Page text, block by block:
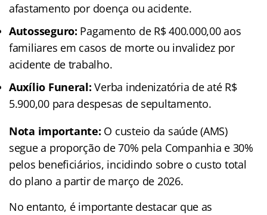
afastamento por doença ou acidente.
Autosseguro: Pagamento de R$ 400.000,00 aos
familiares em casos de morte ou invalidez por
acidente de trabalho.
Auxílio Funeral: Verba indenizatória de até R$
5.900,00 para despesas de sepultamento.
Nota importante: O custeio da saúde (AMS)
segue a proporção de 70% pela Companhia e 30%
pelos beneficiários, incidindo sobre o custo total
do plano a partir de março de 2026.
No entanto, é importante destacar que as